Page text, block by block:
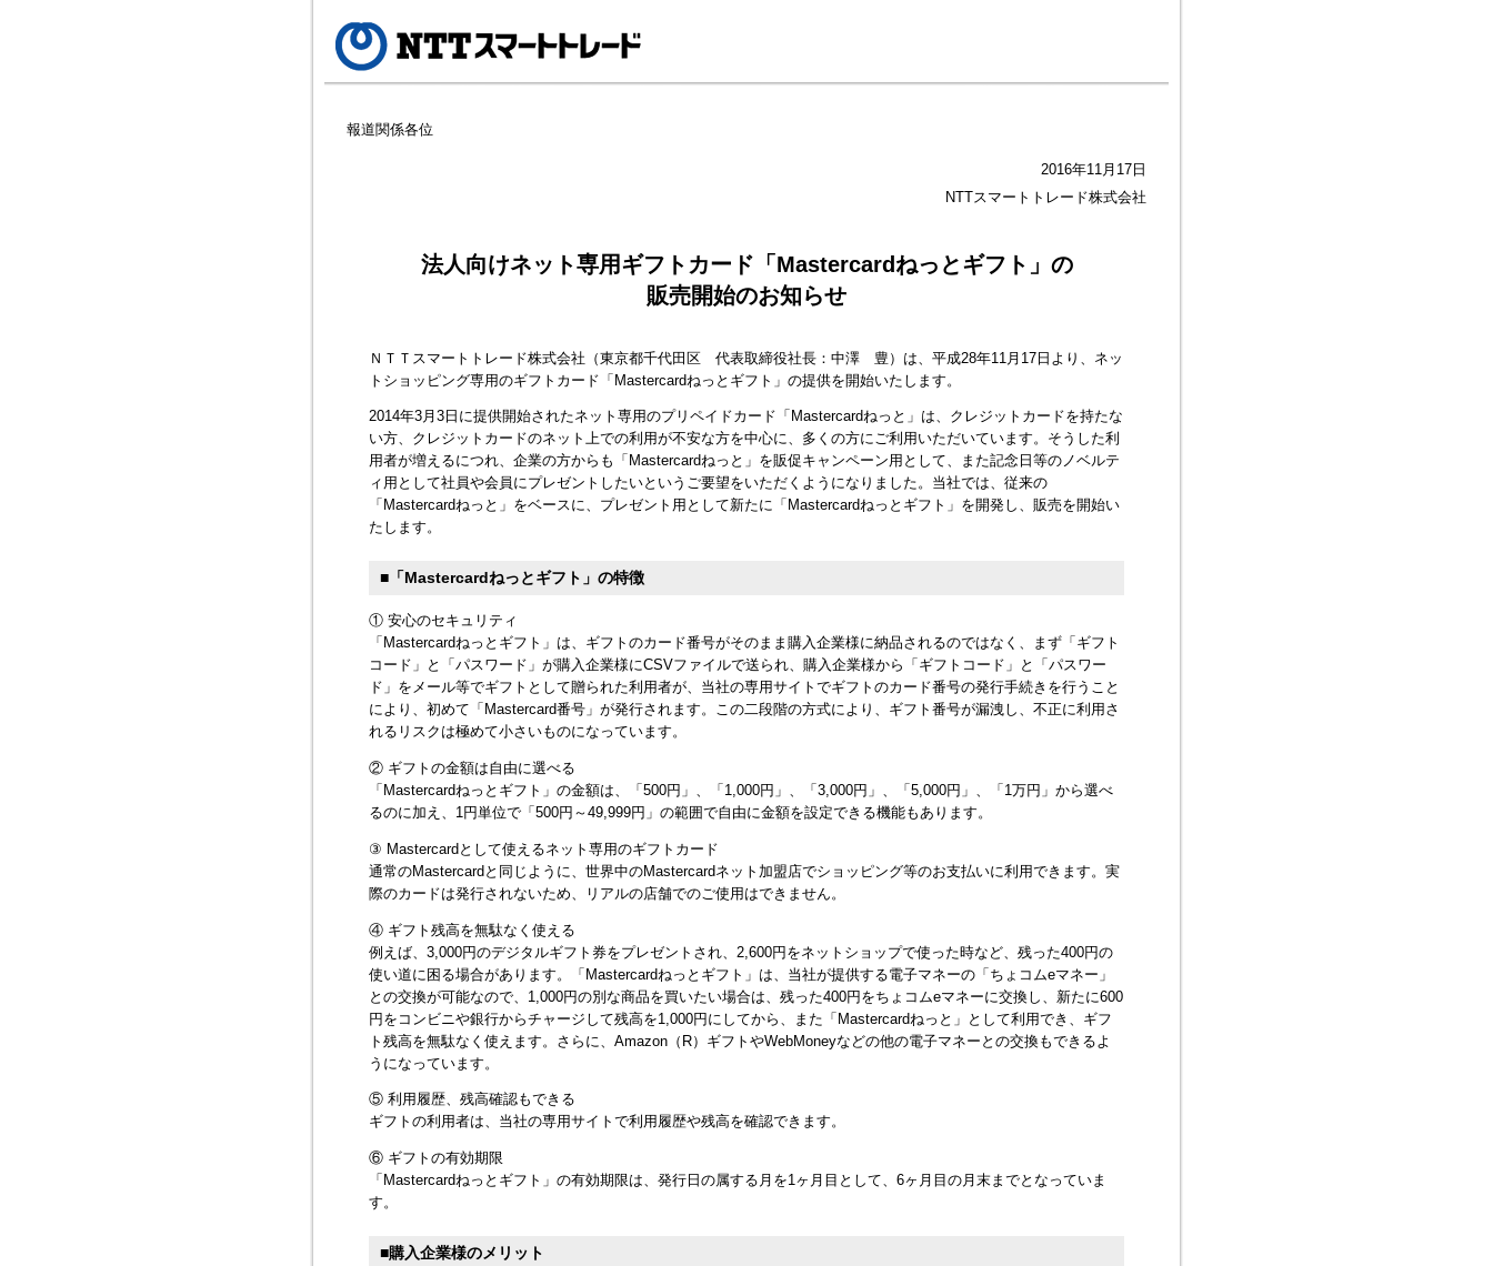
報道関係各位
2016年11月17日
NTTスマートトレード株式会社
法人向けネット専用ギフトカード「Mastercardねっとギフト」の
販売開始のお知らせ
ＮＴＴスマートトレード株式会社（東京都千代田区 代表取締役社長：中澤 豊）は、平成28年11月17日より、ネッ
トショッピング専用のギフトカード「Mastercardねっとギフト」の提供を開始いたします。
2014年3月3日に提供開始されたネット専用のプリペイドカード「Mastercardねっと」は、クレジットカードを持たな
い方、クレジットカードのネット上での利用が不安な方を中心に、多くの方にご利用いただいています。そうした利
用者が増えるにつれ、企業の方からも「Mastercardねっと」を販促キャンペーン用として、また記念日等のノベルテ
ィ用として社員や会員にプレゼントしたいというご要望をいただくようになりました。当社では、従来の
「Mastercardねっと」をベースに、プレゼント用として新たに「Mastercardねっとギフト」を開発し、販売を開始い
たします。
■「Mastercardねっとギフト」の特徴
① 安心のセキュリティ
「Mastercardねっとギフト」は、ギフトのカード番号がそのまま購入企業様に納品されるのではなく、まず「ギフト
コード」と「パスワード」が購入企業様にCSVファイルで送られ、購入企業様から「ギフトコード」と「パスワー
ド」をメール等でギフトとして贈られた利用者が、当社の専用サイトでギフトのカード番号の発行手続きを行うこと
により、初めて「Mastercard番号」が発行されます。この二段階の方式により、ギフト番号が漏洩し、不正に利用さ
れるリスクは極めて小さいものになっています。
② ギフトの金額は自由に選べる
「Mastercardねっとギフト」の金額は、「500円」、「1,000円」、「3,000円」、「5,000円」、「1万円」から選べ
るのに加え、1円単位で「500円～49,999円」の範囲で自由に金額を設定できる機能もあります。
③ Mastercardとして使えるネット専用のギフトカード
通常のMastercardと同じように、世界中のMastercardネット加盟店でショッピング等のお支払いに利用できます。実
際のカードは発行されないため、リアルの店舗でのご使用はできません。
④ ギフト残高を無駄なく使える
例えば、3,000円のデジタルギフト券をプレゼントされ、2,600円をネットショップで使った時など、残った400円の
使い道に困る場合があります。「Mastercardねっとギフト」は、当社が提供する電子マネーの「ちょコムeマネー」
との交換が可能なので、1,000円の別な商品を買いたい場合は、残った400円をちょコムeマネーに交換し、新たに600
円をコンビニや銀行からチャージして残高を1,000円にしてから、また「Mastercardねっと」として利用でき、ギフ
ト残高を無駄なく使えます。さらに、Amazon（R）ギフトやWebMoneyなどの他の電子マネーとの交換もできるよ
うになっています。
⑤ 利用履歴、残高確認もできる
ギフトの利用者は、当社の専用サイトで利用履歴や残高を確認できます。
⑥ ギフトの有効期限
「Mastercardねっとギフト」の有効期限は、発行日の属する月を1ヶ月目として、6ヶ月目の月末までとなっていま
す。
■購入企業様のメリット